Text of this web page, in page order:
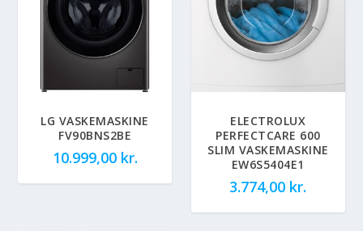
LG VASKEMASKINE
FV90BNS2BE
10.999,00 kr.
ELECTROLUX
PERFECTCARE 600
SLIM VASKEMASKINE
EW6S5404E1
3.774,00 kr.